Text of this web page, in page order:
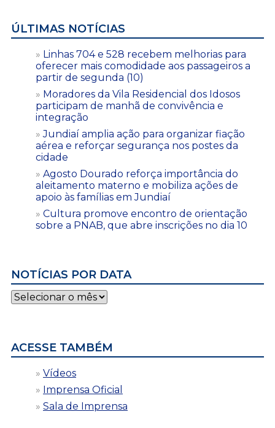
ÚLTIMAS NOTÍCIAS
Linhas 704 e 528 recebem melhorias para
oferecer mais comodidade aos passageiros a
partir de segunda (10)
Moradores da Vila Residencial dos Idosos
participam de manhã de convivência e
integração
Jundiaí amplia ação para organizar fiação
aérea e reforçar segurança nos postes da
cidade
Agosto Dourado reforça importância do
aleitamento materno e mobiliza ações de
apoio às famílias em Jundiaí
Cultura promove encontro de orientação
sobre a PNAB, que abre inscrições no dia 10
NOTÍCIAS POR DATA
Notícias
por
ACESSE TAMBÉM
Vídeos
Imprensa Oficial
Sala de Imprensa